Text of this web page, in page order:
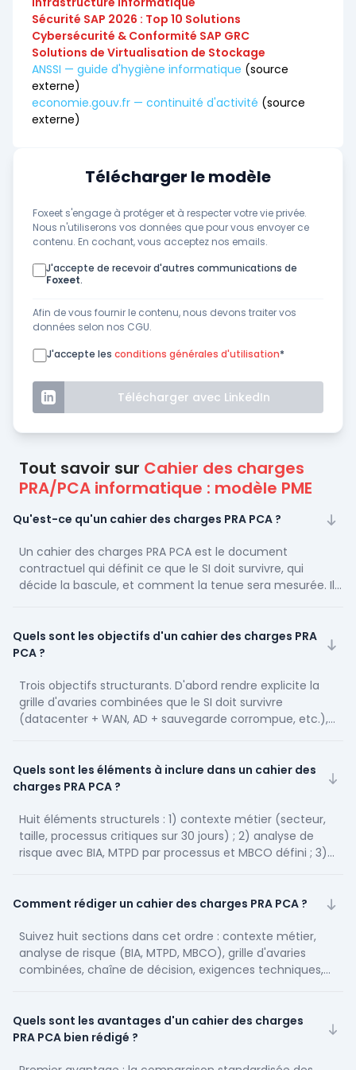
Sécurité SAP 2026 : Top 10 Solutions
Cybersécurité & Conformité SAP GRC
Solutions de Virtualisation de Stockage
ANSSI — guide d'hygiène informatique (source
externe)
economie.gouv.fr — continuité d'activité (source
externe)
Télécharger le modèle
Foxeet s'engage à protéger et à respecter votre vie privée.
Nous n'utiliserons vos données que pour vous envoyer ce
contenu. En cochant, vous acceptez nos emails.
J'accepte de recevoir d'autres communications de
Foxeet.
Afin de vous fournir le contenu, nous devons traiter vos
données selon nos CGU.
J'accepte les conditions générales d'utilisation*
Télécharger avec LinkedIn
Tout savoir sur Cahier des charges
PRA/PCA informatique : modèle PME
Qu'est-ce qu'un cahier des charges PRA PCA ?
Un cahier des charges PRA PCA est le document
contractuel qui définit ce que le SI doit survivre, qui
décide la bascule, et comment la tenue sera mesurée. Il
continuité métier (qui prend les commandes, comment
l'entreprise continue de facturer). Il sert de base à l'appel
découle. Sans ce document, le prestataire vend sa
solution standard, pas la vôtre.
Quels sont les objectifs d'un cahier des charges PRA
PCA ?
Trois objectifs structurants. D'abord rendre explicite la
grille d'avaries combinées que le SI doit survivre
(datacenter + WAN, AD + sauvegarde corrompue, etc.),
mandats nominaux signés par le COMEX. Enfin imposer un
protocole de test scellé, surveillé par tiers indépendant,
Quels sont les éléments à inclure dans un cahier des
charges PRA PCA ?
Huit éléments structurels : 1) contexte métier (secteur,
taille, processus critiques sur 30 jours) ; 2) analyse de
risque avec BIA, MTPD par processus et MBCO défini ; 3)
T+24h avec mandats nominatifs signés ; 5) exigences
IAM, télécom) ; 6) protocole de test scellé avec tiers
indépendant ; 7) indicateurs SLA et pénalités
proportionnelles ; 8) modèle économique transparent
de risques à jour avec son plan d'actions correctives
associé.
Comment rédiger un cahier des charges PRA PCA ?
Suivez huit sections dans cet ordre : contexte métier,
analyse de risque (BIA, MTPD, MBCO), grille d'avaries
combinées, chaîne de décision, exigences techniques,
critiques sur 30 jours d'activité réelle, pas un atelier
théorique. Cartographiez les dépendances externes (DNS,
Quels sont les avantages d'un cahier des charges
PRA PCA bien rédigé ?